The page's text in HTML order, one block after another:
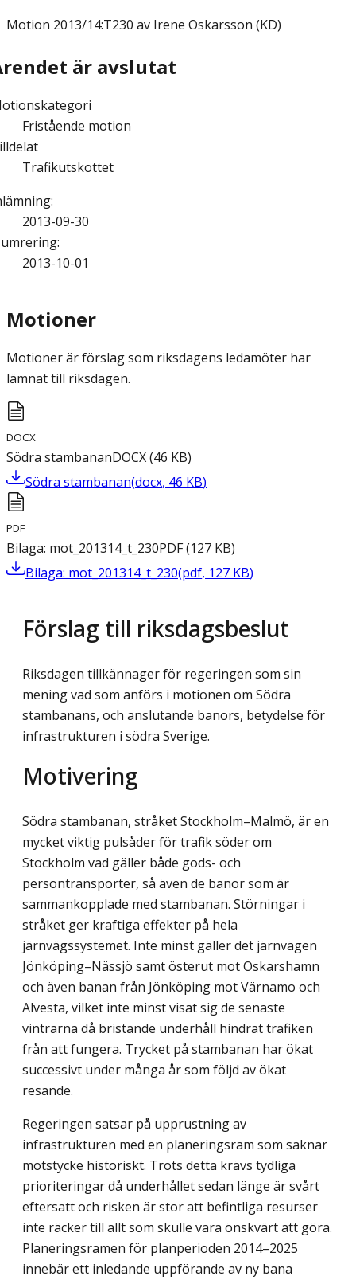
Motion 2013/14:T230 av Irene Oskarsson (KD)
är avslutat
Fristående motion
Trafikutskottet
:
2013-09-30
:
2013-10-01
Motioner
Motioner är förslag som riksdagens ledamöter har
lämnat till riksdagen.
DOCX
Södra stambananDOCX(46 KB)
Södra stambanan(docx, 46 KB)
PDF
Bilaga: mot_201314_t_230PDF(127 KB)
Bilaga: mot_201314_t_230(pdf, 127 KB)
Förslag till riksdagsbeslut
Riksdagen tillkännager för regeringen som sin
mening vad som anförs i motionen om Södra
stambanans, och anslutande banors, betydelse för
infrastrukturen i södra Sverige.
Motivering
Södra stambanan, stråket Stockholm–Malmö, är en
mycket viktig pulsåder för trafik söder om
Stockholm vad gäller både gods- och
persontransporter, så även de banor som är
sammankopplade med stambanan. Störningar i
stråket ger kraftiga effekter på hela
järnvägssystemet. Inte minst gäller det järnvägen
Jönköping–Nässjö samt österut mot Oskarshamn
och även banan från Jönköping mot Värnamo och
Alvesta, vilket inte minst visat sig de senaste
vintrarna då bristande underhåll hindrat trafiken
från att fungera. Trycket på stambanan har ökat
successivt under många år som följd av ökat
resande.
Regeringen satsar på upprustning av
infrastrukturen med en planeringsram som saknar
motstycke historiskt. Trots detta krävs tydliga
prioriteringar då underhållet sedan länge är svårt
eftersatt och risken är stor att befintliga resurser
inte räcker till allt som skulle vara önskvärt att göra.
Planeringsramen för planperioden 2014–2025
innebär ett inledande uppförande av ny bana